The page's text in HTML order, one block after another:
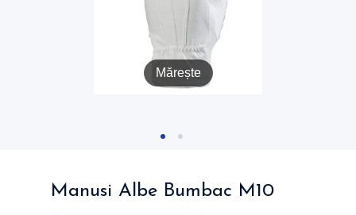
Mărește
Manusi Albe Bumbac M10